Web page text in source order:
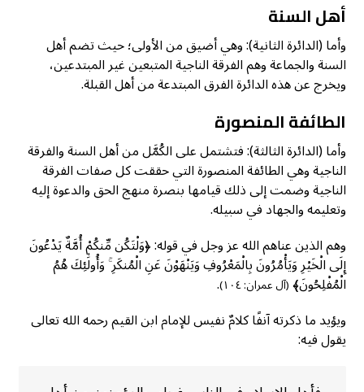
أهل السنة
وأما (الدائرة الثانية): وهي أضيق من الأولى؛ حيث تضم أهل
السنة والجماعة وهم الفرقة الناجية المتبعين غير المبتدعين،
ويخرج عن هذه الدائرة الفرق المبتدعة من أهل القبلة.
الطائفة المنصورة
وأما (الدائرة الثالثة): فتشتمل على الكُمَّل من أهل السنة والفرقة
الناجية وهي الطائفة المنصورة التي حققت كل صفات الفرقة
الناجية وضمت إلى ذلك قيامها بنصرة منهج الحق والدعوة إليه
وتعليمه والجهاد في سبيله.
وهم الذين عناهم الله عز وجل في قوله: ﴿وَلْتَكُن مِّنكُمْ أُمَّةٌ يَدْعُونَ
إِلَى الْخَيْرِ وَيَأْمُرُونَ بِالْمَعْرُوفِ وَيَنْهَوْنَ عَنِ الْمُنكَرِ ۚ وَأُولَٰئِكَ هُمُ
الْمُفْلِحُونَ﴾(آل عمران: ١٠٤)
.
ويؤيد ما ذكرته آنفًا كلامٌ نفيس للإمام ابن القيم رحمه الله تعالى
يقول فيه: